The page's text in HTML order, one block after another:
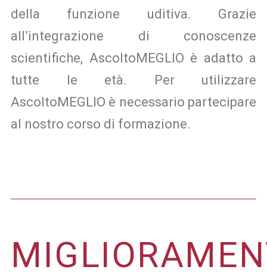
della funzione uditiva. Grazie
all’integrazione di conoscenze
scientifiche, AscoltoMEGLIO è adatto a
tutte le età. Per utilizzare
AscoltoMEGLIO è necessario partecipare
al nostro corso di formazione.